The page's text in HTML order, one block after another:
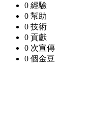
0 經驗
0 幫助
0 技術
0 貢獻
0 次宣傳
0 個金豆